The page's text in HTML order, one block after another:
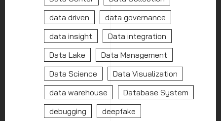
data driven
data governance
data insight
Data integration
Data Lake
Data Management
Data Science
Data Visualization
data warehouse
Database System
debugging
deepfake